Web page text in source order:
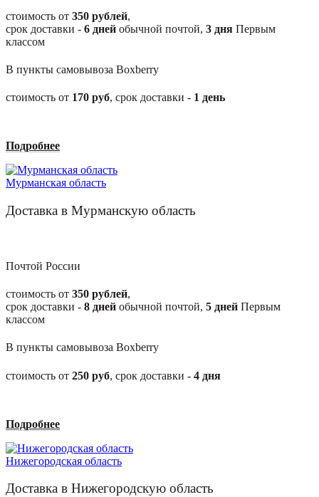
стоимость от 350 рублей,
срок доставки - 6 дней обычной почтой, 3 дня Первым
классом
В пункты самовывоза Boxberry
стоимость от 170 руб, срок доставки - 1 день
Подробнее
Мурманская область
Доставка в Мурманскую область
Почтой России
стоимость от 350 рублей,
срок доставки - 8 дней обычной почтой, 5 дней Первым
классом
В пункты самовывоза Boxberry
стоимость от 250 руб, срок доставки - 4 дня
Подробнее
Нижегородская область
Доставка в Нижегородскую область